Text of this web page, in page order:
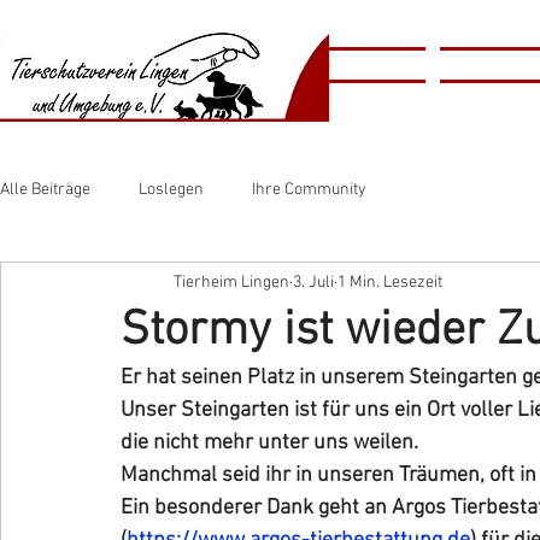
​​Animal
​ShelterHome
Alle Beiträge Loslegen Ihre Community
Stormy ist wieder
Tierheim Lingen 3. Juli 1 Min. Lesezeit
Er hat seinen Platz in unserem Steingarten
Unser Steingarten ist für uns ein Ort voller
die nicht mehr unter uns weilen.
Manchmal seid ihr in unseren Träumen, oft
Ein besonderer Dank geht an Argos